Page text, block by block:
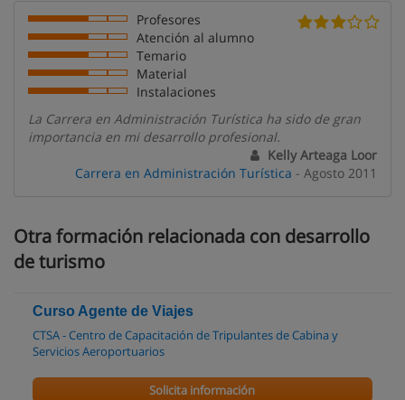
Profesores
Atención al alumno
Temario
Material
Instalaciones
La Carrera en Administración Turística ha sido de gran
importancia en mi desarrollo profesional.
Kelly Arteaga Loor
Carrera en Administración Turística - Agosto 2011
Otra formación relacionada con desarrollo
de turismo
Curso Agente de Viajes
CTSA - Centro de Capacitación de Tripulantes de Cabina y
Servicios Aeroportuarios
Solicita información